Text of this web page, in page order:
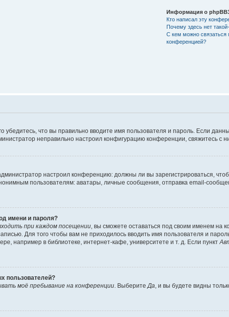
Информация о
Кто написал эту
Почему здесь нет
С кем можно связаться
конференцией?
убедитесь, что вы правильно вводите имя пользователя и пароль. Если
неправильно настроил конфигурацию конференции, свяжитесь с
настроил конференцию: должны ли вы зарегистрироваться,
пользователям: аватары, личные сообщения, отправка email-
имени и пароля?
при каждом посещении , вы сможете оставаться под своим именем на
Для того чтобы вам не приходилось вводить имя пользователя и
например в библиотеке, интернет-кафе, университете и т. д. Если пункт
пользователей?
моё пребывание на конференции . Выберите Да , и вы будете видны